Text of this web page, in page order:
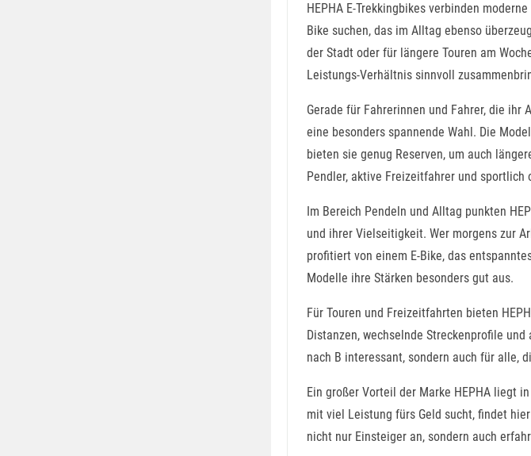
HEPHA E-Trekkingbikes verbinden
Bike suchen, das im Alltag ebenso
der Stadt oder für längere Touren am
Leistungs-Verhältnis sinnvoll
Gerade für Fahrerinnen und Fahrer, die ihr
eine besonders spannende Wahl. Die
bieten sie genug Reserven, um auch
Pendler, aktive Freizeitfahrer und sportlich
Im Bereich Pendeln und Alltag punkten
und ihrer Vielseitigkeit. Wer morgens zur
profitiert von einem E-Bike, das
Modelle ihre Stärken besonders gut aus.
Für Touren und Freizeitfahrten bieten
Distanzen, wechselnde Streckenprofile
nach B interessant, sondern auch für alle,
Ein großer Vorteil der Marke HEPHA liegt
mit viel Leistung fürs Geld sucht, findet
nicht nur Einsteiger an, sondern auch